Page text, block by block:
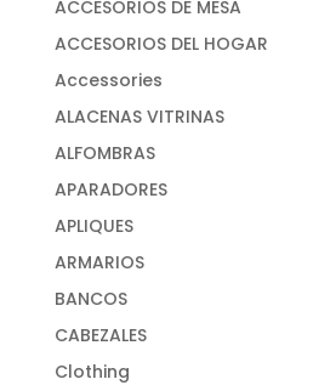
ACCESORIOS DE MESA
ACCESORIOS DEL HOGAR
Accessories
ALACENAS VITRINAS
ALFOMBRAS
APARADORES
APLIQUES
ARMARIOS
BANCOS
CABEZALES
Clothing